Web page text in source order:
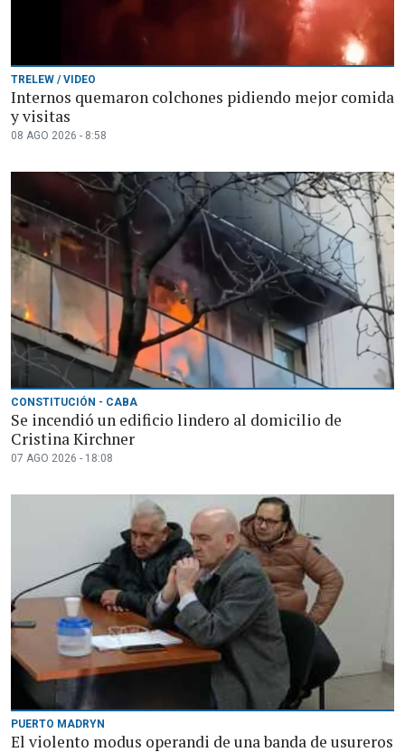
TRELEW / VIDEO
Internos quemaron colchones pidiendo mejor comida
y visitas
08 AGO 2026 - 8:58
CONSTITUCIÓN - CABA
Se incendió un edificio lindero al domicilio de
Cristina Kirchner
07 AGO 2026 - 18:08
PUERTO MADRYN
El violento modus operandi de una banda de usureros